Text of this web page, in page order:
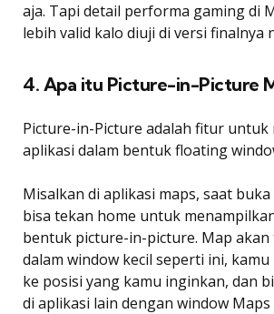
aja. Tapi detail performa gaming di
lebih valid kalo diuji di versi finalnya
4. Apa itu Picture-in-Picture
Picture-in-Picture adalah fitur untuk
aplikasi dalam bentuk floating
Misalkan di aplikasi maps, saat
bisa tekan home untuk
bentuk picture-in-picture. Map
dalam window kecil seperti ini,
ke posisi yang kamu inginkan, dan
di aplikasi lain dengan window